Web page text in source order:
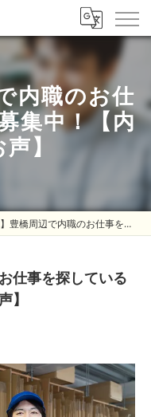
内職のお仕
集中！【内
】
周辺で内職のお仕事を探している方募集中！【内職さまのお声】
仕事を探している